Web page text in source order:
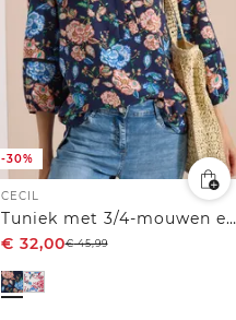
-30%
CECIL
Tuniek met 3/4-mouwen en bloemenpatroon
€ 32,00€45,99